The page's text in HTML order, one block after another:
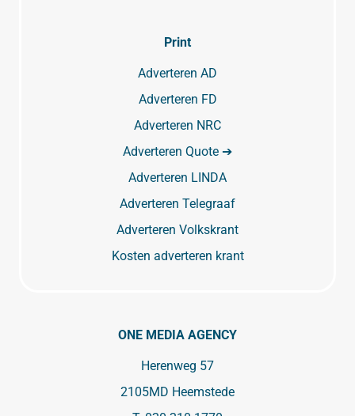
Print
Adverteren AD
Adverteren FD
Adverteren NRC
Adverteren Quote ➔
Adverteren LINDA
Adverteren Telegraaf
Adverteren Volkskrant
Kosten adverteren krant
ONE MEDIA AGENCY
Herenweg 57
2105MD Heemstede